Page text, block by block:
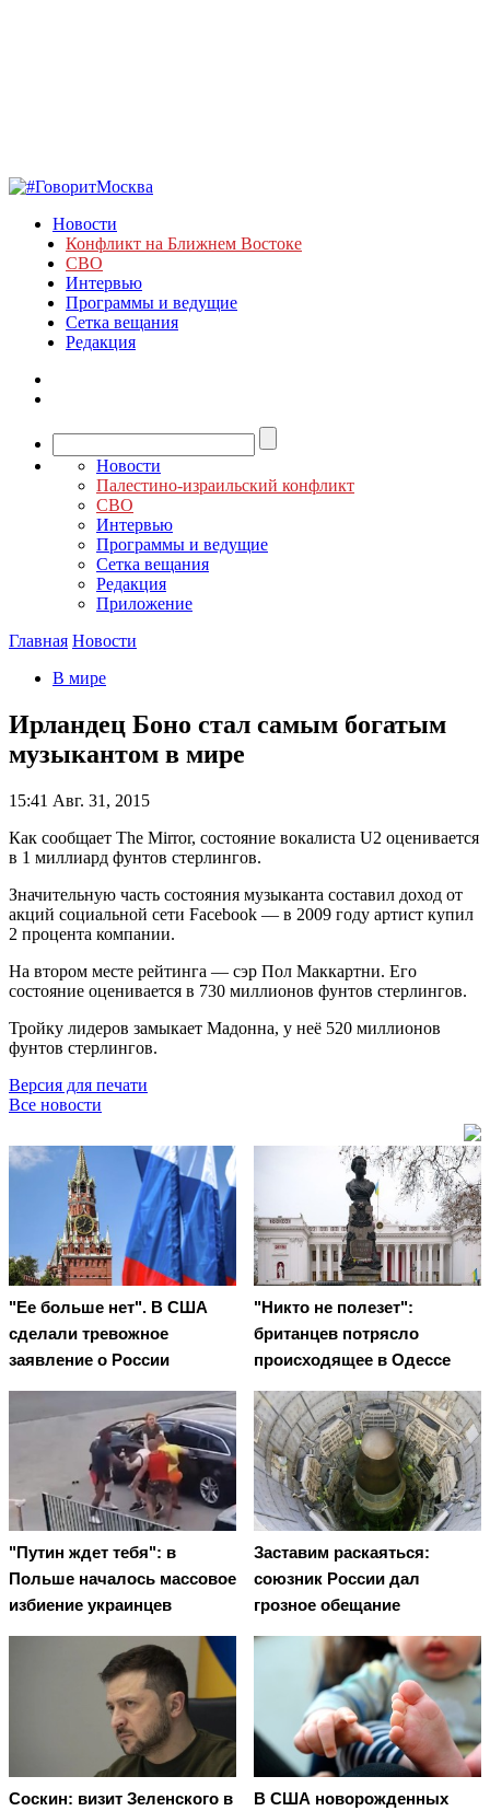
Новости
Конфликт на Ближнем Востоке
СВО
Интервью
Программы и ведущие
Сетка вещания
Редакция
Новости
Палестино-израильский конфликт
СВО
Интервью
Программы и ведущие
Сетка вещания
Редакция
Приложение
Главная Новости
В мире
Ирландец Боно стал самым богатым
музыкантом в мире
15:41 Авг. 31, 2015
Как сообщает The Mirror, состояние вокалиста U2 оценивается
в 1 миллиард фунтов стерлингов.
Значительную часть состояния музыканта составил доход от
акций социальной сети Facebook — в 2009 году артист купил
2 процента компании.
На втором месте рейтинга — сэр Пол Маккартни. Его
состояние оценивается в 730 миллионов фунтов стерлингов.
Тройку лидеров замыкает Мадонна, у неё 520 миллионов
фунтов стерлингов.
Версия для печати
Все новости
"Ее больше нет". В США
сделали тревожное
заявление о России
"Никто не полезет":
британцев потрясло
происходящее в Одессе
"Путин ждет тебя": в
Польше началось массовое
избиение украинцев
Заставим раскаяться:
союзник России дал
грозное обещание
Соскин: визит Зеленского в
В США новорожденных